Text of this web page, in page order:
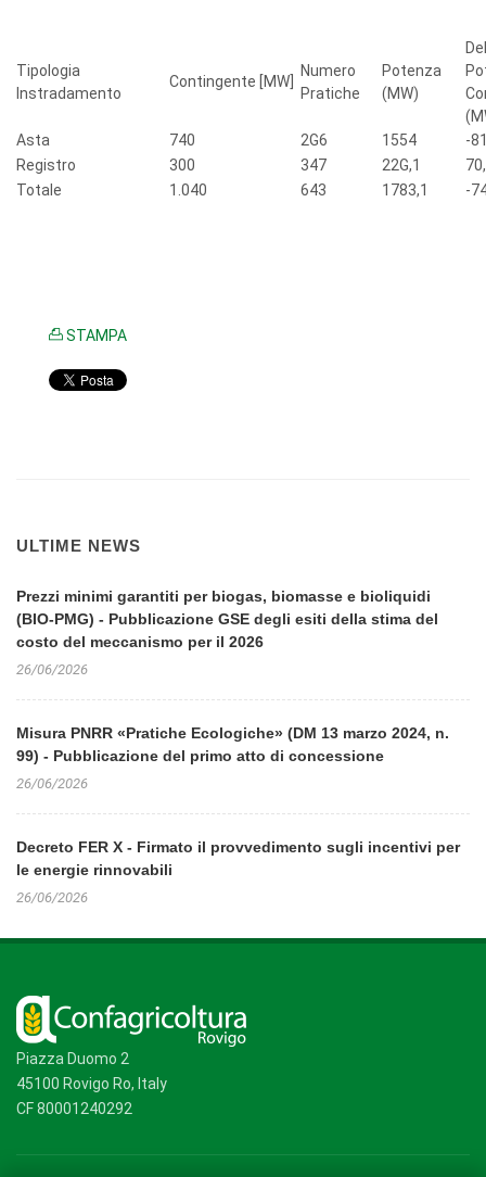
Tipologia
Instradamento
Contingente [MW]
Numero
Pratiche
Potenza
(MW)
Asta
740 2G6 1554
-
Registro
300 347 22G,1
Totale
1.040 643 1783,1 -
STAMPA
ULTIME NEWS
Prezzi minimi garantiti per biogas, biomasse e bioliquidi
(BIO-PMG) - Pubblicazione GSE degli esiti della stima del
costo del meccanismo per il 2026
26/06/2026
Misura PNRR «Pratiche Ecologiche» (DM 13 marzo 2024, n.
99) - Pubblicazione del primo atto di concessione
26/06/2026
Decreto FER X - Firmato il provvedimento sugli incentivi per
le energie rinnovabili
26/06/2026
Piazza Duomo 2
45100 Rovigo Ro, Italy
CF 80001240292